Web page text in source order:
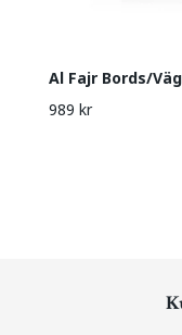
Al Fajr Bords/
989 kr